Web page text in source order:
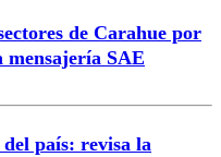
de Carahue por
mensajería SAE
país: revisa la